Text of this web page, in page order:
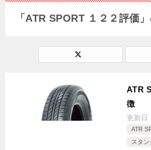
「ATR SPORT １２２評価
ATR
徴
更新日
ATR
スタ